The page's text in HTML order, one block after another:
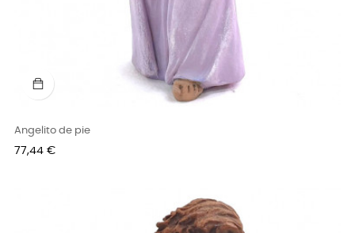
Angelito de pie
Precio
77,44 €